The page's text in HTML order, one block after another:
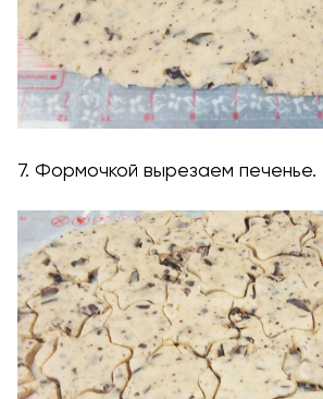
7. Формочкой вырезаем печенье.